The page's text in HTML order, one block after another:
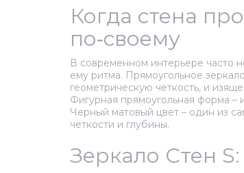
Когда стена
по‑своему
В современном интерьере часто
ему ритма. Прямоугольное
геометрическую четкость, и
Фигурная прямоугольная форма –
Черный матовый цвет – один из
четкости и глубины.
Зеркало Стен